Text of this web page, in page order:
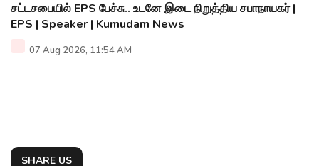
சட்டசபையில் EPS பேச்சு.. உடனே இடை நிறுத்திய சபாநாயகர் |
EPS | Speaker | Kumudam News
07 Aug 2026, 11:54 AM
SHARE US